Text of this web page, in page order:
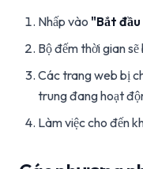
Nhấp vào "Bắt
Bộ đếm thời gian
Các trang web bị
trung đang hoạt
Làm việc cho đến